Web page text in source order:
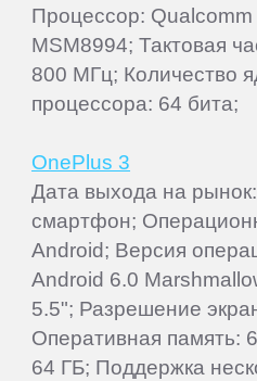
Процессор:
MSM8994; Тактовая
800 МГц; Количество
процессора: 64 бита;
OnePlus 3
Дата выхода на рынок:
смартфон;
Android; Версия
Android 6.0
5.5"; Разрешение
Оперативная память:
64 ГБ; Поддержка